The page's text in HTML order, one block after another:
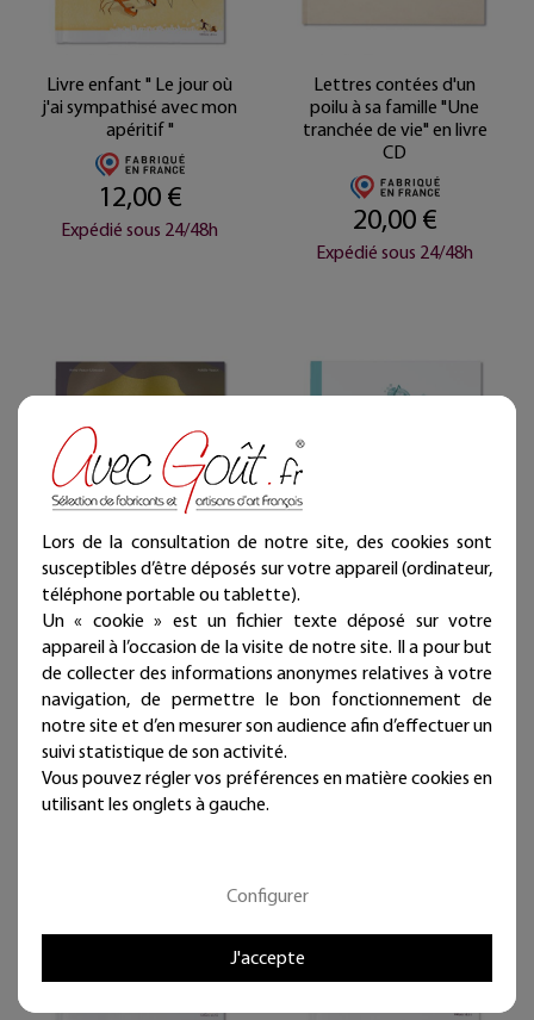
Livre enfant " Le jour où
j'ai sympathisé avec mon
apéritif "
12,00 €
Expédié sous 24/48h
Lettres contées d'un
poilu à sa famille "Une
tranchée de vie" en livre
CD
20,00 €
Expédié sous 24/48h
Livre enfant " Milo et la
tâche mystérieuse "
15,00 €
Expédié sous 24/48h
Histoire médiévale
contée "Madie et la stèle
du savoir" en livre CD et
album "L'âge du milieu"
20,00 €
Lors de la consultation de notre site, des cookies sont
susceptibles d’être déposés sur votre appareil (ordinateur,
téléphone portable ou tablette).
Un « cookie » est un fichier texte déposé sur votre
appareil à l’occasion de la visite de notre site. Il a pour but
de collecter des informations anonymes relatives à votre
navigation, de permettre le bon fonctionnement de
notre site et d’en mesurer son audience afin d’effectuer un
suivi statistique de son activité.
Vous pouvez régler vos préférences en matière cookies en
utilisant les onglets à gauche.
Configurer
J'accepte